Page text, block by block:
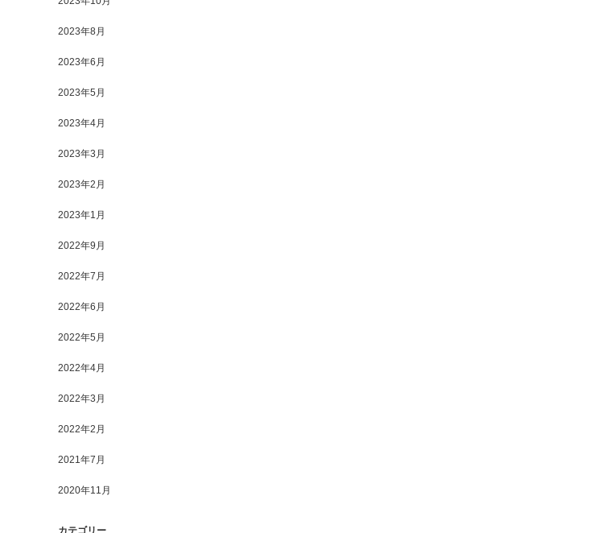
2023年8月
2023年6月
2023年5月
2023年4月
2023年3月
2023年2月
2023年1月
2022年9月
2022年7月
2022年6月
2022年5月
2022年4月
2022年3月
2022年2月
2021年7月
2020年11月
カテゴリー